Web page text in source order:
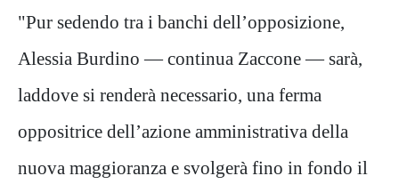
"Pur sedendo tra i banchi dell’opposizione,
Alessia Burdino — continua Zaccone — sarà,
laddove si renderà necessario, una ferma
oppositrice dell’azione amministrativa della
nuova maggioranza e svolgerà fino in fondo il